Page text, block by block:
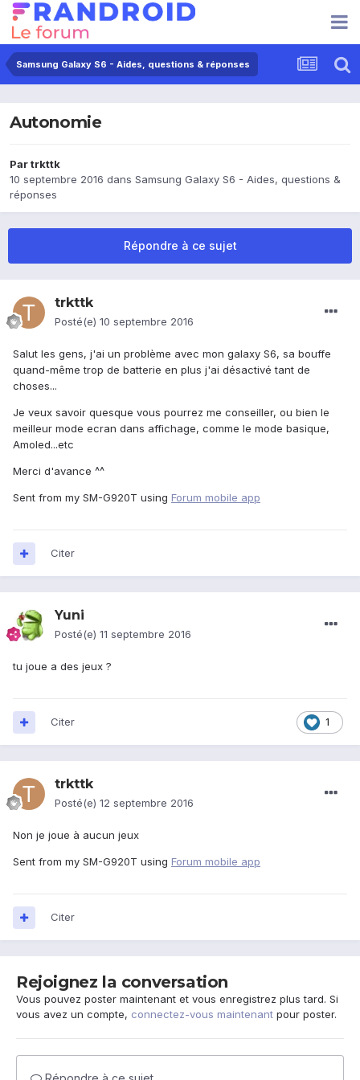
Samsung Galaxy S6 - Aides, questions & réponses
Autonomie
Partrkttk
10 septembre 2016 dans Samsung Galaxy S6 - Aides, questions &
réponses
Répondre à ce sujet
trkttk
Posté(e) 10 septembre 2016
Salut les gens, j'ai un problème avec mon galaxy S6, sa bouffe
quand-même trop de batterie en plus j'ai désactivé tant de
choses...
Je veux savoir quesque vous pourrez me conseiller, ou bien le
meilleur mode ecran dans affichage, comme le mode basique,
Amoled...etc
Merci d'avance ^^
Sent from my SM-G920T using Forum mobile app
Citer
Yuni
Posté(e) 11 septembre 2016
tu joue a des jeux ?
1
Citer
trkttk
Posté(e) 12 septembre 2016
Non je joue à aucun jeux
Sent from my SM-G920T using Forum mobile app
Citer
Rejoignez la conversation
Vous pouvez poster maintenant et vous enregistrez plus tard. Si
vous avez un compte, connectez-vous maintenant pour poster.